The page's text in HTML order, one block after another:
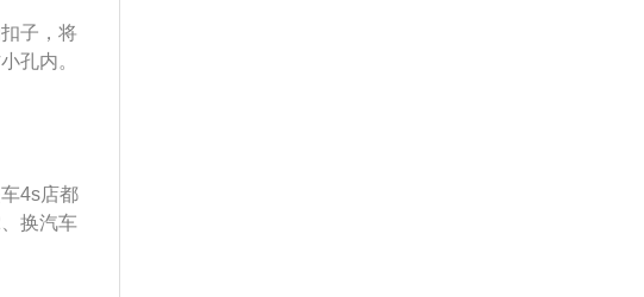
池，以
效的问
上的感
子，将
孔内。
。4、转
仪表盘
键启动
下启动
没电对
4s店都
换汽车
看看是